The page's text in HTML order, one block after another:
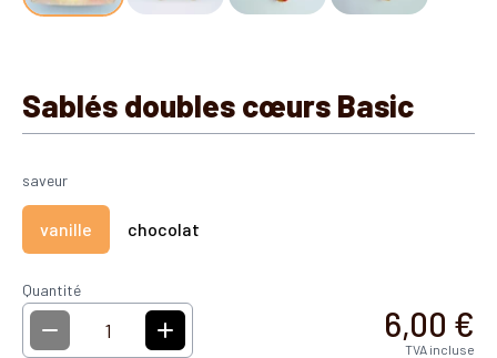
Sablés doubles cœurs Basic
saveur
vanille chocolat
Quantité
1 6,00 €
TVA incluse